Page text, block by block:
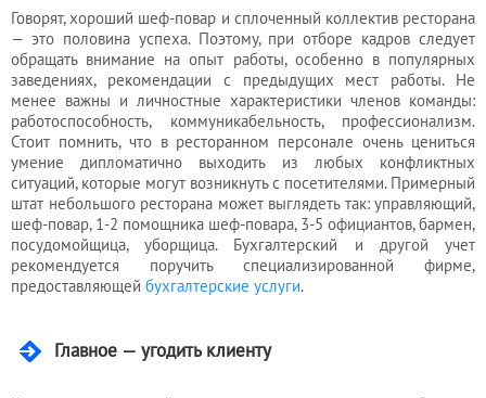
Говорят, хороший шеф-повар и сплоченный коллектив ресторана
— это половина успеха. Поэтому, при отборе кадров следует
обращать внимание на опыт работы, особенно в популярных
заведениях, рекомендации с предыдущих мест работы. Не
менее важны и личностные характеристики членов команды:
работоспособность, коммуникабельность, профессионализм.
Стоит помнить, что в ресторанном персонале очень цениться
умение дипломатично выходить из любых конфликтных
ситуаций, которые могут возникнуть с посетителями. Примерный
штат небольшого ресторана может выглядеть так: управляющий,
шеф-повар, 1-2 помощника шеф-повара, 3-5 официантов, бармен,
посудомойщица, уборщица. Бухгалтерский и другой учет
рекомендуется поручить специализированной фирме,
предоставляющей бухгалтерские услуги.
Главное — угодить клиенту